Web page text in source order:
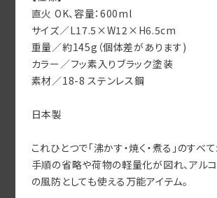
直火 OK、容量：600ml
サイズ／L17.5×W12×H6.5cm
重量／約145g（個体差があります)
カラー／フッ素入りブラック塗装
素材／18-8 ステンレス鋼
日本製
これひとつで「沸かす・焼く・煮る」のすべ
手順の省略や荷物の軽量化が図れ、アル
の風防としても使える万能アイテム。